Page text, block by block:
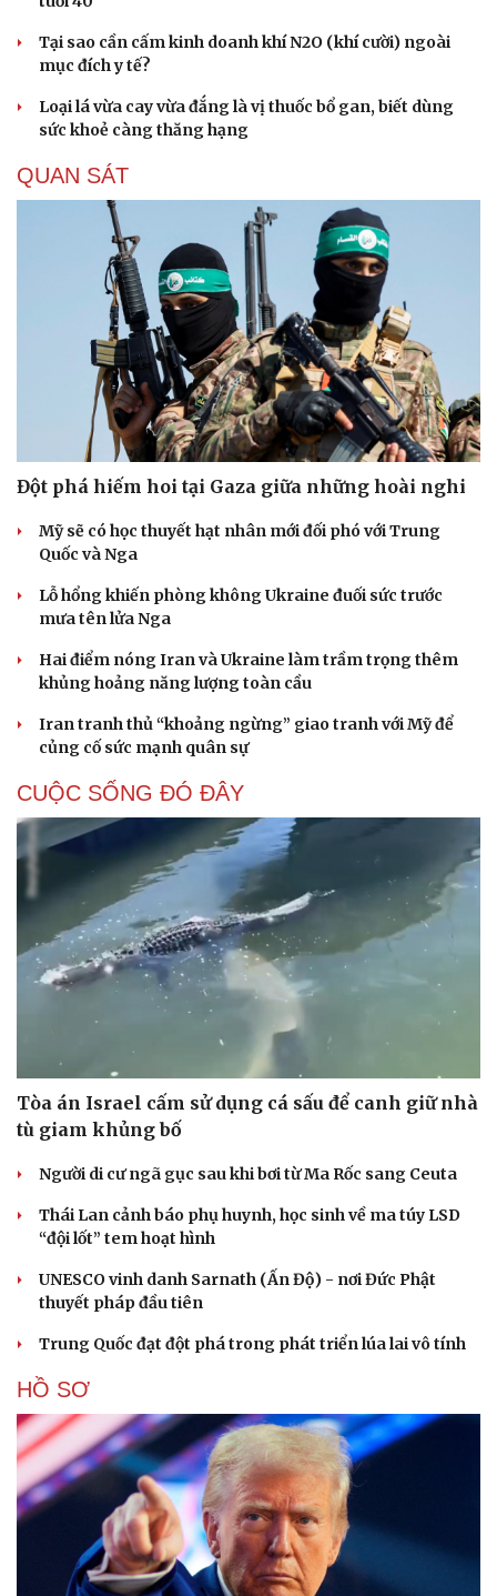
Tại sao cần cấm kinh doanh khí N2O (khí cười) ngoài
mục đích y tế?
Loại lá vừa cay vừa đắng là vị thuốc bổ gan, biết dùng
sức khoẻ càng thăng hạng
QUAN SÁT
Đột phá hiếm hoi tại Gaza giữa những hoài nghi
Mỹ sẽ có học thuyết hạt nhân mới đối phó với Trung
Quốc và Nga
Lỗ hổng khiến phòng không Ukraine đuối sức trước
mưa tên lửa Nga
Hai điểm nóng Iran và Ukraine làm trầm trọng thêm
khủng hoảng năng lượng toàn cầu
Iran tranh thủ “khoảng ngừng” giao tranh với Mỹ để
củng cố sức mạnh quân sự
CUỘC SỐNG ĐÓ ĐÂY
Tòa án Israel cấm sử dụng cá sấu để canh giữ nhà
tù giam khủng bố
Người di cư ngã gục sau khi bơi từ Ma Rốc sang Ceuta
Thái Lan cảnh báo phụ huynh, học sinh về ma túy LSD
“đội lốt” tem hoạt hình
UNESCO vinh danh Sarnath (Ấn Độ) - nơi Đức Phật
thuyết pháp đầu tiên
Trung Quốc đạt đột phá trong phát triển lúa lai vô tính
HỒ SƠ